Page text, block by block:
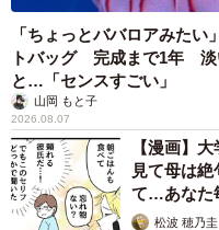
「ちょっとババロアみた
トバッグ 完成まで1年 淡
と…「センスすごい」
山岡 もと子
2026.08.07
【漫画】
見て母は
て…あなた
松波 穂乃圭